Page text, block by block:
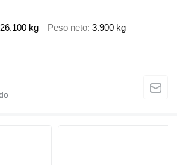
26.100 kg Peso neto 3.900 kg